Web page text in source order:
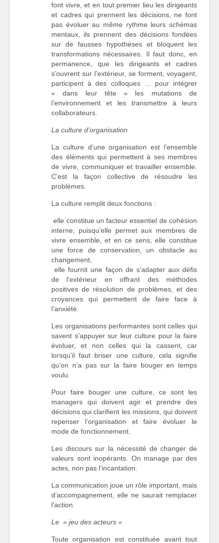
font vivre, et en tout premier lieu les dirigeants
et cadres qui prennent les décisions, ne font
pas évoluer au même rythme leurs schémas
mentaux, ils prennent des décisions fondées
sur de fausses hypothèses et bloquent les
transformations nécessaires. Il faut donc, en
permanence, que les dirigeants et cadres
s’ouvrent sur l’extérieur, se forment, voyagent,
participent à des colloques … pour intégrer
« dans leur tête » les mutations de
l’environnement et les transmettre à leurs
collaborateurs.
La culture d’organisation
La culture d’une organisation est l’ensemble
des éléments qui permettent à ses membres
de vivre, communiquer et travailler ensemble.
C’est la façon collective de résoudre les
problèmes.
La culture remplit deux fonctions :
elle constitue un facteur essentiel de cohésion
interne, puisqu’elle permet aux membres de
vivre ensemble, et en ce sens, elle constitue
une force de conservation, un obstacle au
changement,
elle fournit une façon de s’adapter aux défis
de l’extérieur en offrant des méthodes
positives de résolution de problèmes, et des
croyances qui permettent de faire face à
l’anxiété.
Les organisations performantes sont celles qui
savent s’appuyer sur leur culture pour la faire
évoluer, et non celles qui la cassent, car
lorsqu’il faut briser une culture, cela signifie
qu’on n’a pas sur la faire bouger en temps
voulu.
Pour faire bouger une culture, ce sont les
managers qui doivent agir et prendre des
décisions qui clarifient les missions, qui doivent
repenser l’organisation et faire évoluer le
mode de fonctionnement.
Les discours sur la nécessité de changer de
valeurs sont inopérants. On manage par des
actes, non pas l’incantation.
La communication joue un rôle important, mais
d’accompagnement, elle ne saurait remplacer
l’action.
Le » jeu des acteurs «
Toute organisation est constituée avant tout